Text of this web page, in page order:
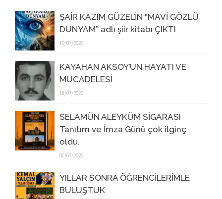
ŞAİR KAZIM GÜZEL’İN “MAVİ GÖZLÜ
DÜNYAM” adlı şiir kitabı ÇIKTI
19/07/2026
KAYAHAN AKSOY’UN HAYATI VE
MÜCADELESİ
18/07/2026
SELAMÜN ALEYKÜM SİGARASI
Tanıtım ve İmza Günü çok ilginç
oldu.
06/07/2026
YILLAR SONRA ÖĞRENCİLERİMLE
BULUŞTUK